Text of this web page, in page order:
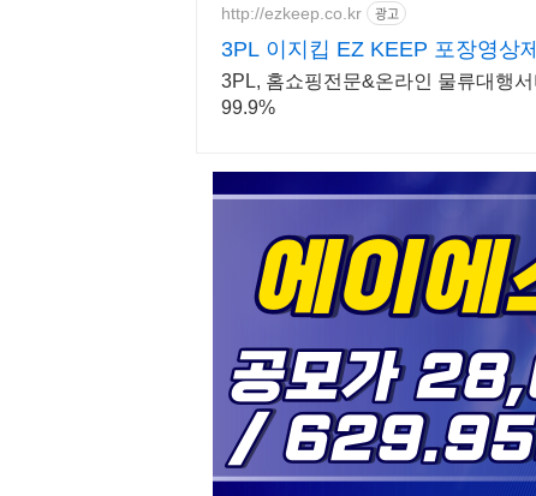
http://ezkeep.co.kr 광고
3PL 이지킵 EZ KEEP 포장영상
3PL, 홈쇼핑전문&온라인 물류대행
99.9%